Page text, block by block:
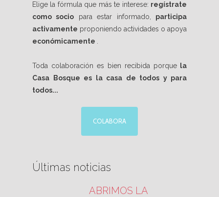
Elige la fórmula que más te interese: regístrate
como socio para estar informado, participa
activamente proponiendo actividades o apoya
económicamente
Toda colaboración es bien recibida porque la
Casa Bosque es la casa de todos y para
todos...
COLABORA
Últimas noticias
ABRIMOS LA